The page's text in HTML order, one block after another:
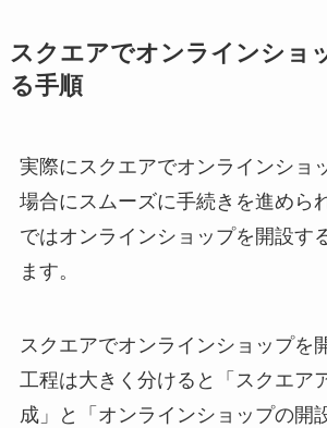
スクエアでオンラインショ
る手順
実際にスクエアでオンラインショ
場合にスムーズに手続きを進めら
ではオンラインショップを開設す
ます。
スクエアでオンラインショップを
工程は大きく分けると「スクエア
成」と「オンラインショップの開